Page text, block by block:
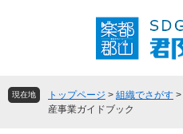
頭
飛現在地 トップページ > 組織でさがす >
産事業ガイドブック